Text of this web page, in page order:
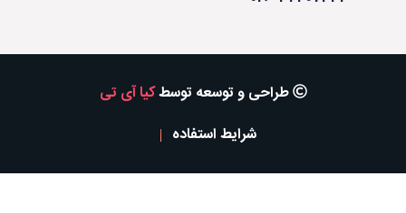
طراحی و توسعه توسطکیا آی تی
شرایط استفاده